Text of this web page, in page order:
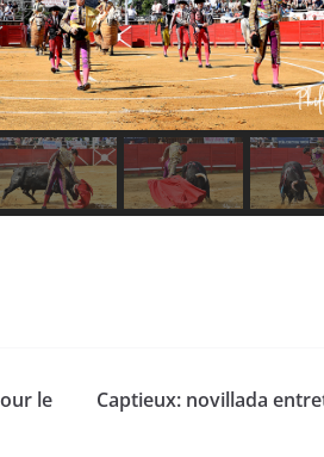
le
Captieux: novillada